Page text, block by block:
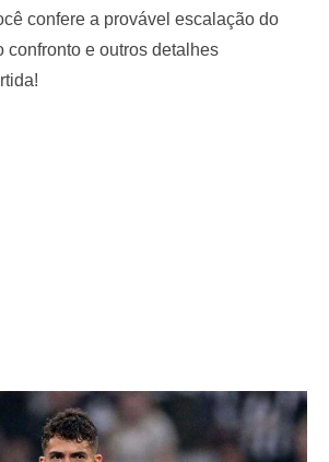
confere a provável escalação do
confronto e outros detalhes